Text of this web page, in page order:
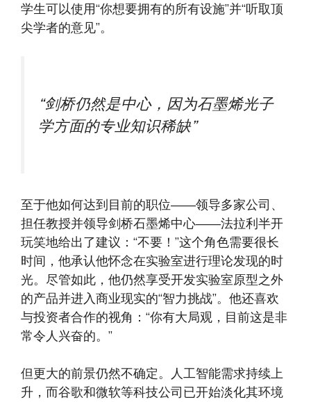
学生可以使用“你想要拥有的所有设施”并“听取顶
尖学者的意见”。
“剑桥仍然是中心，因为石墨烯光子
学方面的专业知识稀缺”
至于他如何达到目前的职位——领导多家公司、
担任教授并领导剑桥石墨烯中心——法拉利半开
玩笑地给出了建议：“不要！”这个角色需要很长
时间，他承认他怀念在实验室进行理论发现的时
光。尽管如此，他仍然享受开发实验室原型之外
的产品并进入商业现实的“智力挑战”。他还喜欢
与投资者合作的视角：“你有大局观，目前这是非
常令人兴奋的。”
但更大的前景仍然不确定。人工智能需求持续上
升，而谷歌和微软等科技公司已开始淡化其环境